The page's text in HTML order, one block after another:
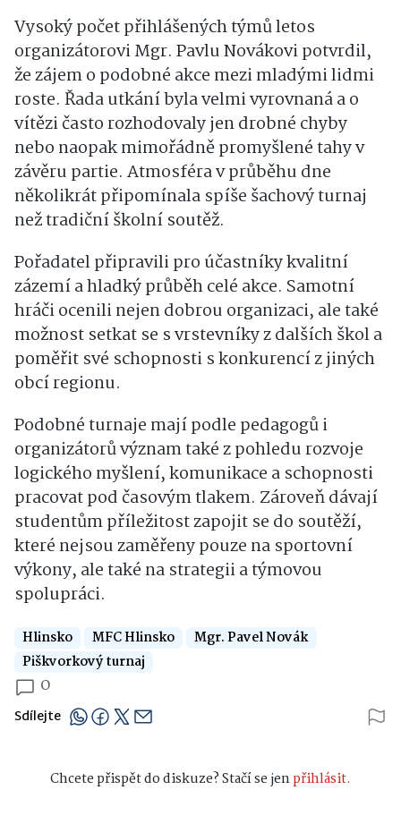
Vysoký počet přihlášených týmů letos
organizátorovi Mgr. Pavlu Novákovi potvrdil,
že zájem o podobné akce mezi mladými lidmi
roste. Řada utkání byla velmi vyrovnaná a o
vítězi často rozhodovaly jen drobné chyby
nebo naopak mimořádně promyšlené tahy v
závěru partie. Atmosféra v průběhu dne
několikrát připomínala spíše šachový turnaj
než tradiční školní soutěž.
Pořadatel připravili pro účastníky kvalitní
zázemí a hladký průběh celé akce. Samotní
hráči ocenili nejen dobrou organizaci, ale také
možnost setkat se s vrstevníky z dalších škol a
poměřit své schopnosti s konkurencí z jiných
obcí regionu.
Podobné turnaje mají podle pedagogů i
organizátorů význam také z pohledu rozvoje
logického myšlení, komunikace a schopnosti
pracovat pod časovým tlakem. Zároveň dávají
studentům příležitost zapojit se do soutěží,
které nejsou zaměřeny pouze na sportovní
výkony, ale také na strategii a týmovou
spolupráci.
Hlinsko MFC Hlinsko
Mgr. Pavel Novák
Piškvorkový turnaj
0
Sdílejte
Chcete přispět do diskuze? Stačí se jenpřihlásit.